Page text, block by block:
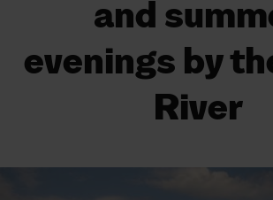
and
evenings by
River